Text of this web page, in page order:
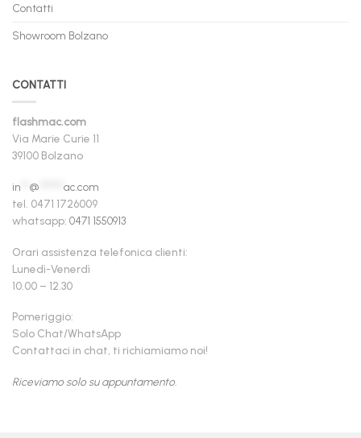
Contatti
Showroom Bolzano
CONTATTI
flashmac.com
Via Marie Curie 11
39100 Bolzano
in @
ac.com
tel. 0471 1726009
whatsapp: 0471 1550913
Orari assistenza telefonica clienti:
Lunedì-Venerdì
10.00 – 12.30
Pomeriggio:
Solo Chat/WhatsApp
Contattaci in chat, ti richiamiamo noi!
Riceviamo solo su appuntamento.